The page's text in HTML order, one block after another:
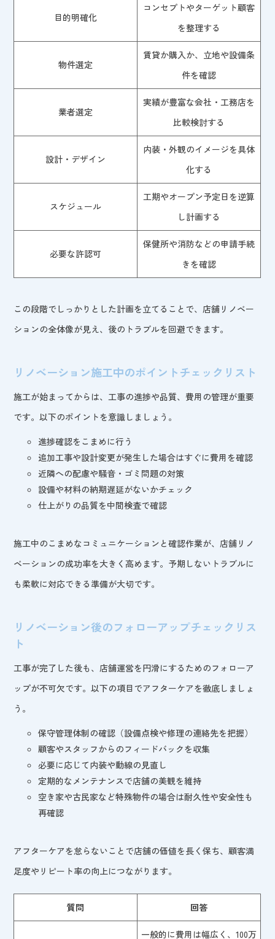
目的明確化
コンセプトやターゲット顧客
を整理する
物件選定
賃貸か購入か、立地や設備条
件を確認
業者選定
実績が豊富な会社・工務店を
比較検討する
設計・デザイン
内装・外観のイメージを具体
化する
スケジュール
工期やオープン予定日を逆算
し計画する
必要な許認可
保健所や消防などの申請手続
きを確認
この段階でしっかりとした計画を立てることで、店舗リノベー
ションの全体像が見え、後のトラブルを回避できます。
リノベーション施工中のポイントチェックリスト
施工が始まってからは、工事の進捗や品質、費用の管理が重要
です。以下のポイントを意識しましょう。
進捗確認をこまめに行う
追加工事や設計変更が発生した場合はすぐに費用を確認
近隣への配慮や騒音・ゴミ問題の対策
設備や材料の納期遅延がないかチェック
仕上がりの品質を中間検査で確認
施工中のこまめなコミュニケーションと確認作業が、店舗リノ
ベーションの成功率を大きく高めます。予期しないトラブルに
も柔軟に対応できる準備が大切です。
リノベーション後のフォローアップチェックリス
ト
工事が完了した後も、店舗運営を円滑にするためのフォローア
ップが不可欠です。以下の項目でアフターケアを徹底しましょ
う。
保守管理体制の確認（設備点検や修理の連絡先を把握）
顧客やスタッフからのフィードバックを収集
必要に応じて内装や動線の見直し
定期的なメンテナンスで店舗の美観を維持
空き家や古民家など特殊物件の場合は耐久性や安全性も
再確認
アフターケアを怠らないことで店舗の価値を長く保ち、顧客満
足度やリピート率の向上につながります。
質問 回答
一般的に費用は幅広く、100万